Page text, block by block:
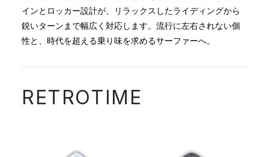
インとロッカー設計が、リラックスしたライディングから
鋭いターンまで幅広く対応します。流行に左右されない個
性と、時代を超える乗り味を求めるサーファーへ。
RETROTIME